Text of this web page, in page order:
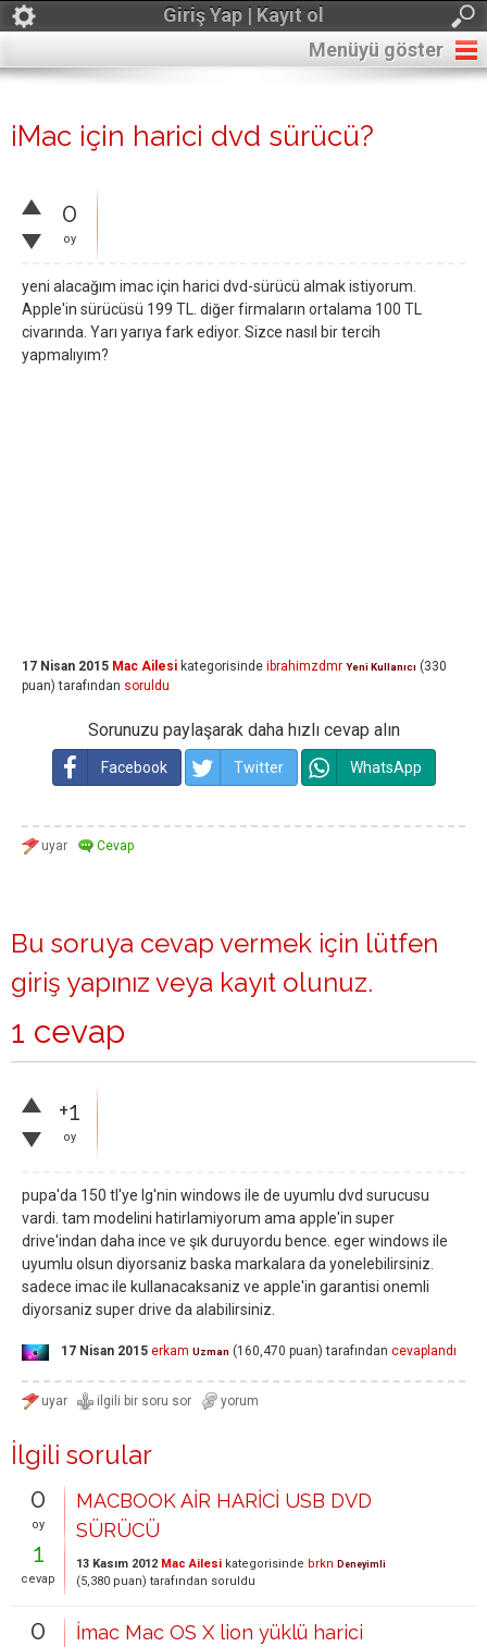
Giriş Yap | Kayıt ol
Menüyü göster
iMac için harici dvd sürücü?
0
oy
yeni alacağım imac için harici dvd-sürücü almak istiyorum.
Apple'in sürücüsü 199 TL. diğer firmaların ortalama 100 TL
civarında. Yarı yarıya fark ediyor. Sizce nasıl bir tercih
yapmalıyım?
17 Nisan 2015 Mac Ailesi kategorisinde ibrahimzdmr Yeni Kullanıcı (330
puan) tarafından soruldu
Sorunuzu paylaşarak daha hızlı cevap alın
Facebook Twitter WhatsApp
Bu soruya cevap vermek için lütfen
giriş yapınız veya kayıt olunuz.
1 cevap
+1
oy
pupa'da 150 tl'ye lg'nin windows ile de uyumlu dvd surucusu
vardi. tam modelini hatirlamiyorum ama apple'in super
drive'indan daha ince ve şık duruyordu bence. eger windows ile
uyumlu olsun diyorsaniz baska markalara da yonelebilirsiniz.
sadece imac ile kullanacaksaniz ve apple'in garantisi onemli
diyorsaniz super drive da alabilirsiniz.
17 Nisan 2015 erkam Uzman (160,470 puan) tarafından cevaplandı
İlgili sorular
0
oy
1
cevap
MACBOOK AİR HARİCİ USB DVD
SÜRÜCÜ
13 Kasım 2012 Mac Ailesi kategorisinde brkn Deneyimli
(5,380 puan) tarafından soruldu
0
İmac Mac OS X lion yüklü harici